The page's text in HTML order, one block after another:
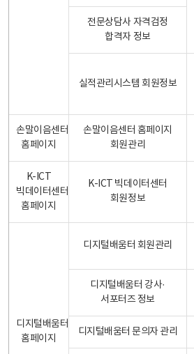
전문상담사 자격검정
합격자 정보
실적관리시스템 회원정보
손말이음센터
홈페이지
손말이음센터 홈페이지
회원관리
K-ICT
빅데이터센터
홈페이지
K-ICT 빅데이터센터
회원정보
디지털배움터
홈페이지
디지털배움터 회원관리
디지털배움터 강사·
서포터즈 정보
디지털배움터 문의자 관리